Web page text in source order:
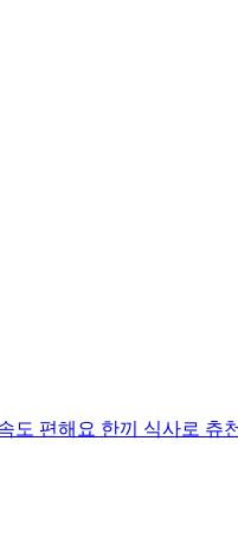
도 편해요 한끼 식사로 츄